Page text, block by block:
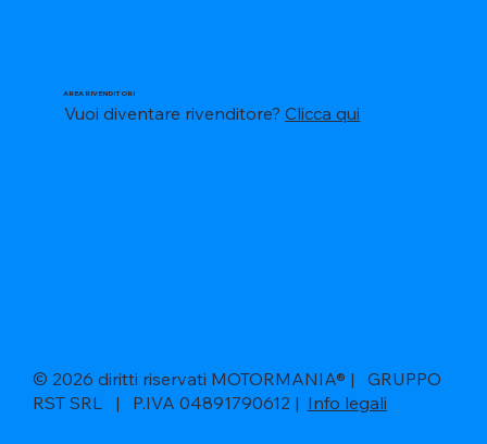
AREA RIVENDITORI
Vuoi diventare rivenditore?Clicca qui
© 2026 diritti riservati MOTORMANIA® | GRUPPO
RST SRL | P.IVA 04891790612 | Info legali